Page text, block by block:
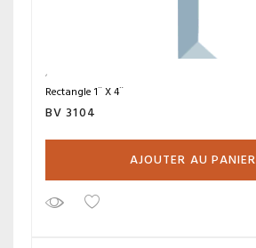
Rectangle 1¨ X 4¨
BV 3104
AJOUTER AU PANIER